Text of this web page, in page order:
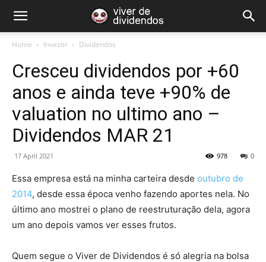
Home Investir Dividendos
Cresceu dividendos por +60
anos e ainda teve +90% de
valuation no ultimo ano –
Dividendos MAR 21
17 April 2021 0
978
Essa empresa está na minha carteira desde outubro de
2014, desde essa época venho fazendo aportes nela. No
último ano mostrei o plano de reestruturação dela, agora
um ano depois vamos ver esses frutos.
Quem segue o Viver de Dividendos é só alegria na bolsa